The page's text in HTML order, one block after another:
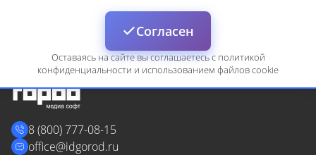
8 (800) 777-08-15
office@idgorod.ru
Оставаясь на сайте вы соглашаетесь с политикой
конфиденциальности и использованием файлов cookie
Согласен